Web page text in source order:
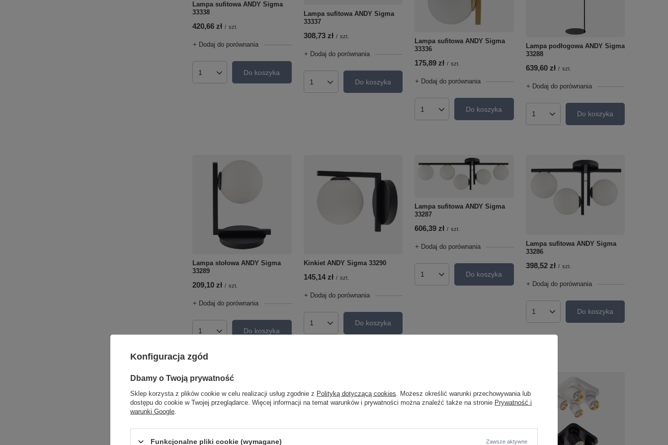
Lampa sufitowa ANDY Sigma
33338
420,66 zł / szt.
+ Dodaj do porównania
Ilość produktówDo koszyka
Lampa sufitowa ANDY Sigma
33337
308,73 zł / szt.
+ Dodaj do porównania
Ilość produktówDo koszyka
Lampa sufitowa ANDY Sigma
33336
175,89 zł / szt.
+ Dodaj do porównania
Ilość produktówDo koszyka
Lampa podłogowa ANDY Sigma
33288
639,60 zł / szt.
+ Dodaj do porównania
Ilość produktówDo koszyka
Lampa stołowa ANDY Sigma
33289
209,10 zł / szt.
+ Dodaj do porównania
Ilość produktówDo koszyka
Kinkiet ANDY Sigma 33290
145,14 zł / szt.
+ Dodaj do porównania
Ilość produktówDo koszyka
Lampa sufitowa ANDY Sigma
33287
606,39 zł / szt.
+ Dodaj do porównania
Ilość produktówDo koszyka
Lampa sufitowa ANDY Sigma
33286
398,52 zł / szt.
+ Dodaj do porównania
Ilość produktówDo koszyka
Lampa sufitowa spot ANDY
Konfiguracja zgód
Dbamy o Twoją prywatność
Sklep korzysta z plików cookie w celu realizacji usług zgodnie z Polityką dotyczącą cookies . Możesz określić warunki przechowywania lub
dostępu do cookie w Twojej przeglądarce. Więcej informacji na temat warunków i prywatności można znaleźć także na stronie Prywatność i
warunki Google
Funkcjonalne pliki cookie (wymagane) Zawsze aktywne